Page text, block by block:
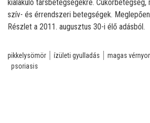
kialakuló társbetegségekre. Cukorbetegség,
szív- és érrendszeri betegségek.
Részlet a 2011. augusztus 30-i élő adásból.
pikkelysömör ízületi gyulladás magas
psoriasis